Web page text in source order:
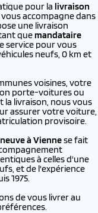
pour la livraison
accompagne dans
une livraison
quemandataire
service pour vous
neufs, 0 km et
voisines, votre
porte-voitures ou
la livraison, nous vous
assurer votre voiture,
provisoire.
à Viennese fait
à celles d'une
et de l'expérience
1975.
de vous livrer au